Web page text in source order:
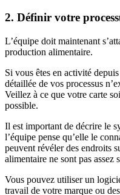
2. Définir votre
L’équipe doit maintenant
production alimentaire.
Si vous êtes en activité
détaillée de vos processus
Veillez à ce que votre carte
possible.
Il est important de décrire le
l’équipe pense qu’elle le
peuvent révéler des endroits
alimentaire ne sont pas assez
Vous pouvez utiliser un
travail de votre marque ou